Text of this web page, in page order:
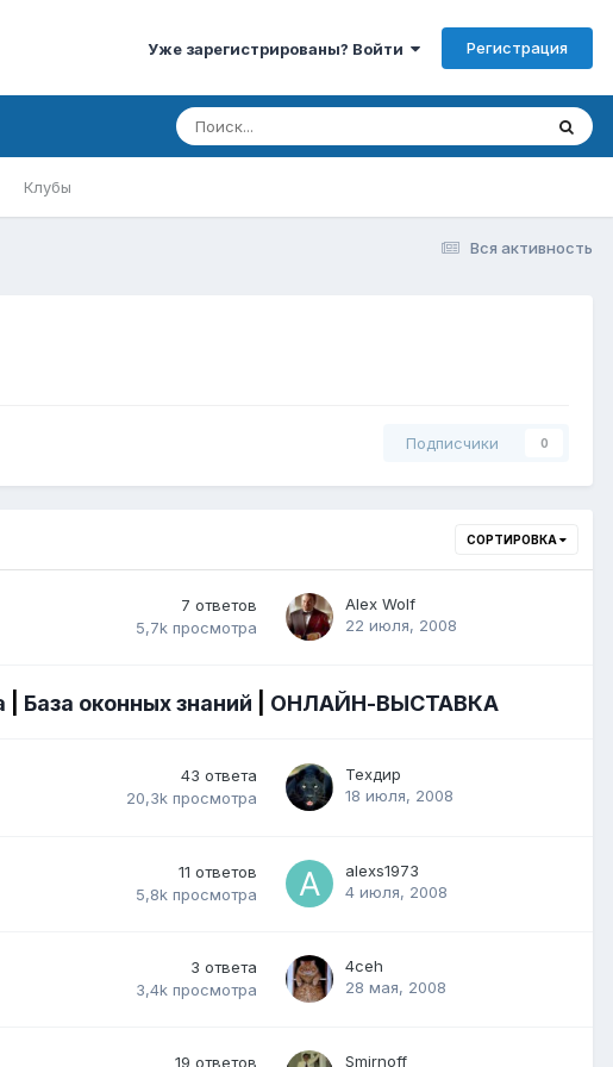
Уже зарегистрированы? Войти Регистрация
Клубы
Вся активность
Подписчики 0
СОРТИРОВКА
7 ответов
5,7k просмотра
Alex Wolf
22 июля, 2008
База оконных знаний ОНЛАЙН-ВЫСТАВКА
43 ответа
20,3k просмотра
Техдир
18 июля, 2008
11 ответов
5,8k просмотра
alexs1973
4 июля, 2008
3 ответа
3,4k просмотра
4ceh
28 мая, 2008
19 ответов Smirnoff